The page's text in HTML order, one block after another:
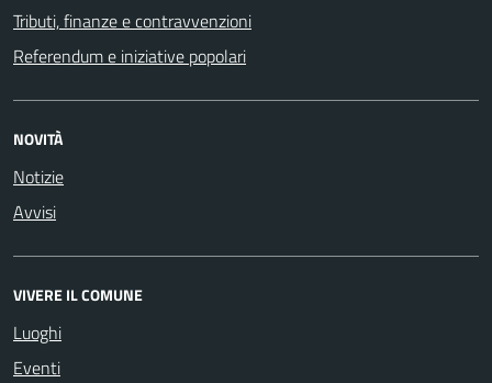
Tributi, finanze e contravvenzioni
Referendum e iniziative popolari
NOVITÀ
Notizie
Avvisi
VIVERE IL COMUNE
Luoghi
Eventi